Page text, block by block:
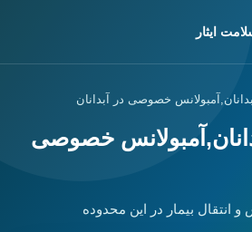
ایثار
خصوصی در آبدانان
خصوصی
انتقال بیمار در این محدوده